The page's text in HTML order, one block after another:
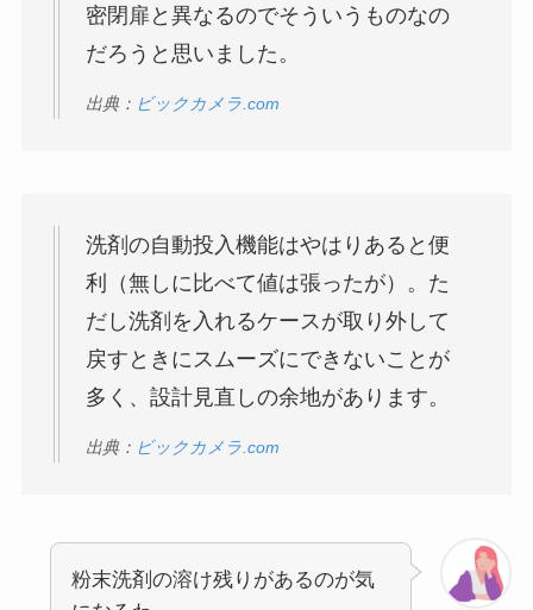
密閉扉と異なるのでそういうものなの
だろうと思いました。
出典： ビックカメラ.com
洗剤の自動投入機能はやはりあると便
利（無しに比べて値は張ったが）。た
だし洗剤を入れるケースが取り外して
戻すときにスムーズにできないことが
多く、設計見直しの余地があります。
出典： ビックカメラ.com
粉末洗剤の溶け残りがあるのが気